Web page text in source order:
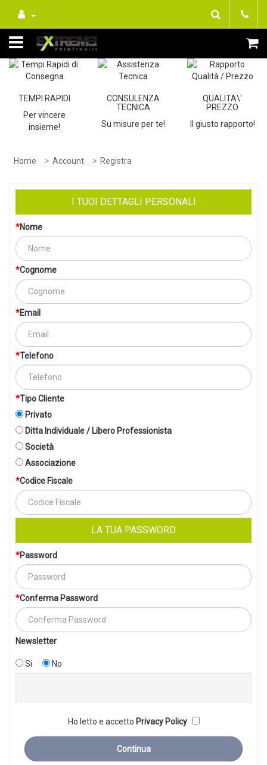
TEMPI RAPIDI
Per vincere
insieme!
CONSULENZA
TECNICA
Su misure per te!
QUALITA\'
PREZZO
Il giusto rapporto!
Home Account Registra
I TUOI DETTAGLI PERSONALI
Nome
Cognome
Email
Telefono
Tipo Cliente
Privato
Ditta Individuale / Libero Professionista
Società
Associazione
Codice Fiscale
LA TUA PASSWORD
Password
Conferma Password
Newsletter
Si No
Ho letto e accetto Privacy Policy